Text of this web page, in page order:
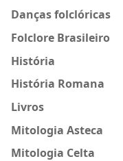
Danças folclóricas
Folclore Brasileiro
História
História Romana
Livros
Mitologia Asteca
Mitologia Celta